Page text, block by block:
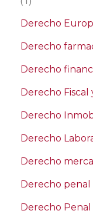
Derecho
Derecho
Derecho
Derecho
Derecho
Derecho
Derecho
Derecho penal
Derecho